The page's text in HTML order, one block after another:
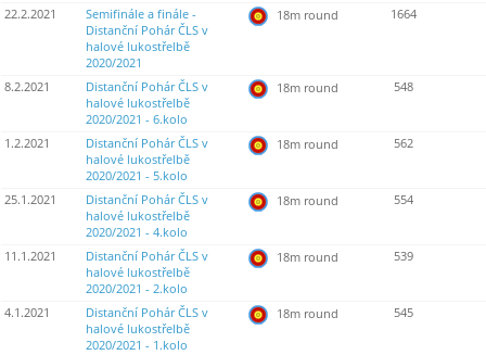
22.2.2021
Semifinále a finále -
Distanční Pohár ČLS v
halové lukostřelbě
2020/2021
18m round 1664
8.2.2021
Distanční Pohár ČLS v
halové lukostřelbě
2020/2021 - 6.kolo
18m round 548
1.2.2021
Distanční Pohár ČLS v
halové lukostřelbě
2020/2021 - 5.kolo
18m round 562
25.1.2021
Distanční Pohár ČLS v
halové lukostřelbě
2020/2021 - 4.kolo
18m round 554
11.1.2021
Distanční Pohár ČLS v
halové lukostřelbě
2020/2021 - 2.kolo
18m round 539
4.1.2021
Distanční Pohár ČLS v
halové lukostřelbě
2020/2021 - 1.kolo
18m round 545